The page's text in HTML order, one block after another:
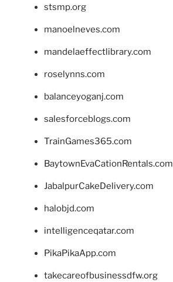
stsmp.org
manoelneves.com
mandelaeffectlibrary.com
roselynns.com
balanceyoganj.com
salesforceblogs.com
TrainGames365.com
BaytownEvaCationRentals.com
JabalpurCakeDelivery.com
halobjd.com
intelligenceqatar.com
PikaPikaApp.com
takecareofbusinessdfw.org